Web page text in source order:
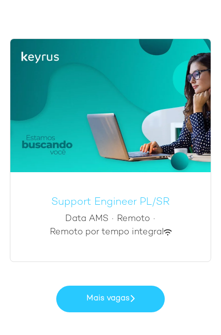
Support Engineer PL/SR
Data AMS · Remoto ·
Remoto por tempo integral
Mais vagas